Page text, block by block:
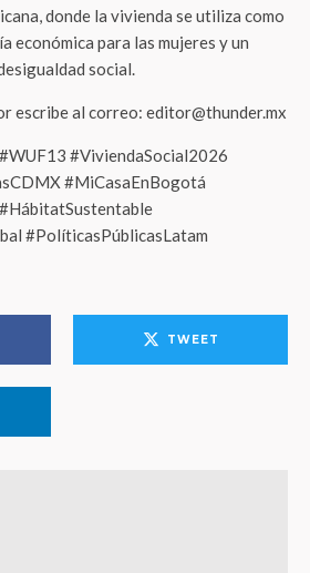
donde la vivienda se utiliza como
económica para las mujeres y un
social.
escribe al correo: editor@thunder.mx
#ViviendaSocial2026
#MiCasaEnBogotá
#PolíticasPúblicasLatam
TWEET